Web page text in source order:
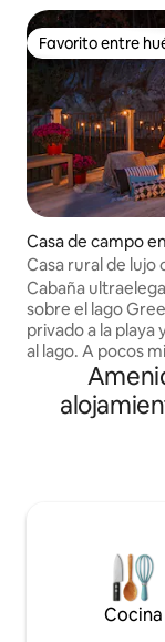
Favorito entre
Favorito entre
Casa de campo
ood Lake
Casa rural de lujo
espectaculares al
Cabaña
sobre el lago
privado a la playa
al lago. A pocos minutos del centro
vacacional de
y parque
Peter,
de Warwick y
descansos y
Permiso para
cortas de laCocina